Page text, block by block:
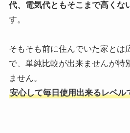
代、電気代ともそこまで高くな
す。
そもそも前に住んでいた家とは
で、単純比較が出来ませんが特
ません。
安心して毎日使用出来るレベル